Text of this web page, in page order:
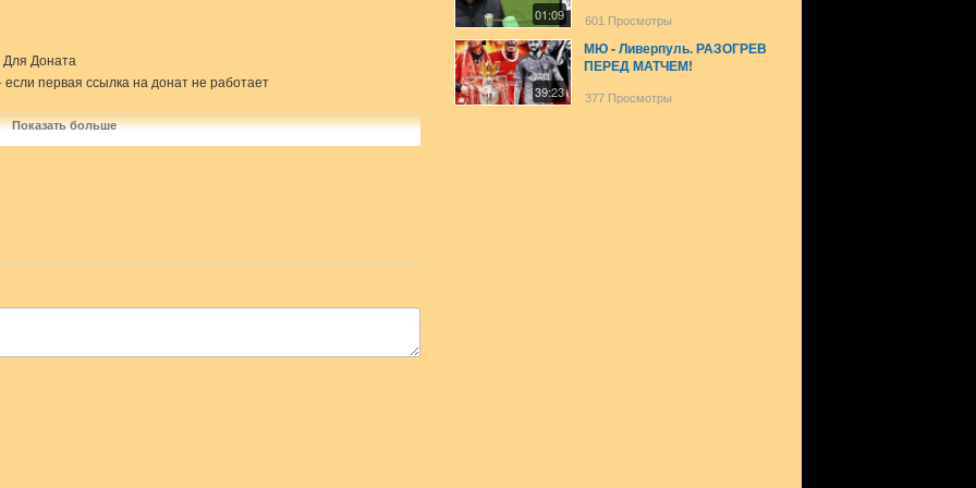
Для Доната
первая ссылка на донат не работает
- комментирую реал
Показать больше
01:09 601 Просмотры
39:23
МЮ - Ливерпуль. РАЗОГРЕВ
ПЕРЕД МАТЧЕМ!
377 Просмотры